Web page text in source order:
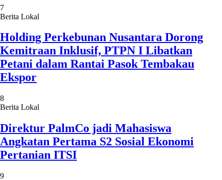
7
Berita Lokal
Holding Perkebunan Nusantara Dorong
Kemitraan Inklusif, PTPN I Libatkan
Petani dalam Rantai Pasok Tembakau
Ekspor
8
Berita Lokal
Direktur PalmCo jadi Mahasiswa
Angkatan Pertama S2 Sosial Ekonomi
Pertanian ITSI
9